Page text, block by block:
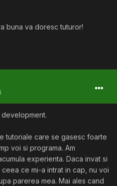
buna va doresc tuturor!
tutoriale care se gasesc foarte
voi si programa. Am
experienta. Daca invat si
ce mi-a intrat in cap, nu voi
parerea mea. Mai ales cand